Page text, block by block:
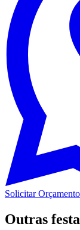
Solicitar
Outras